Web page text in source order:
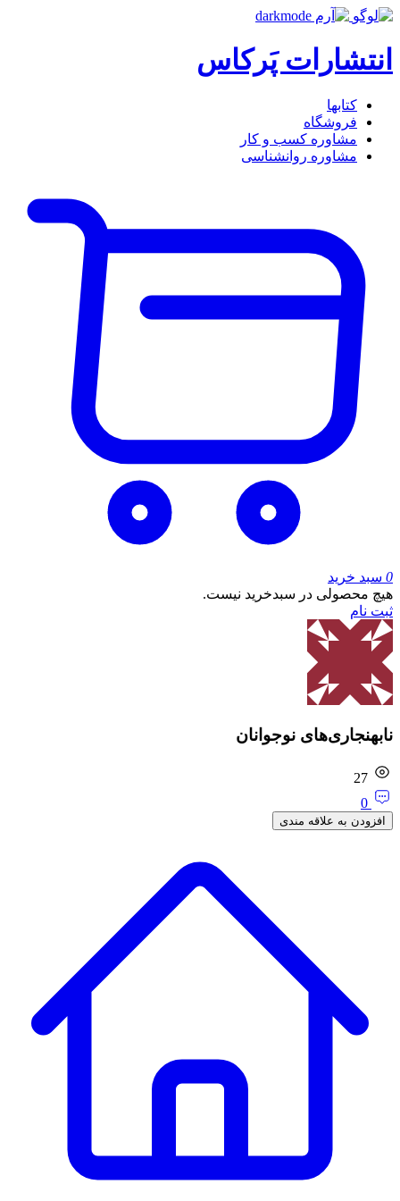
انتشارات پَرکاس
کتاب‎ها
فروشگاه
مشاوره کسب و کار
مشاوره روان‎شناسی
0 سبد خرید
هیچ محصولی در سبدخرید نیست.
ثبت نام
نابهنجاری‌های نوجوانان
27
0
افزودن به علاقه مندی